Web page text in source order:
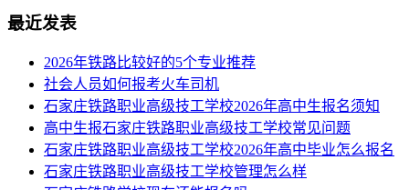
最近发表
2026年铁路比较好的5个专业推荐
社会人员如何报考火车司机
​石家庄铁路职业高级技工学校2026年高中生报名须知
高中生报石家庄铁路职业高级技工学校常见问题
石家庄铁路职业高级技工学校2026年高中毕业怎么报名
石家庄铁路职业高级技工学校管理怎么样